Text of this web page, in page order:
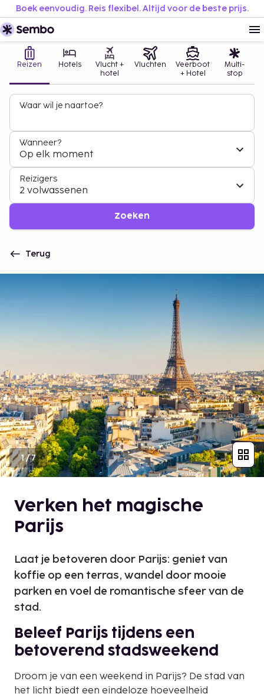
Boek eenvoudig. Reis flexibel. Altijd voor de beste prijs.
Reizen Hotels
Vlucht +
hotel
Vluchten
Veerboot
+ Hotel
Multi-
stop
Waar wil je naartoe?
Wanneer?
Op elk moment
Reizigers
2 volwassenen
Zoeken
Terug
1/7
Verken het magische
Parijs
Laat je betoveren door Parijs: geniet van
koffie op een terras, wandel door mooie
parken en voel de romantische sfeer van de
stad.
Beleef Parijs tijdens een
betoverend stadsweekend
Droom je van een weekend in Parijs? De stad van
het licht biedt een eindeloze hoeveelheid